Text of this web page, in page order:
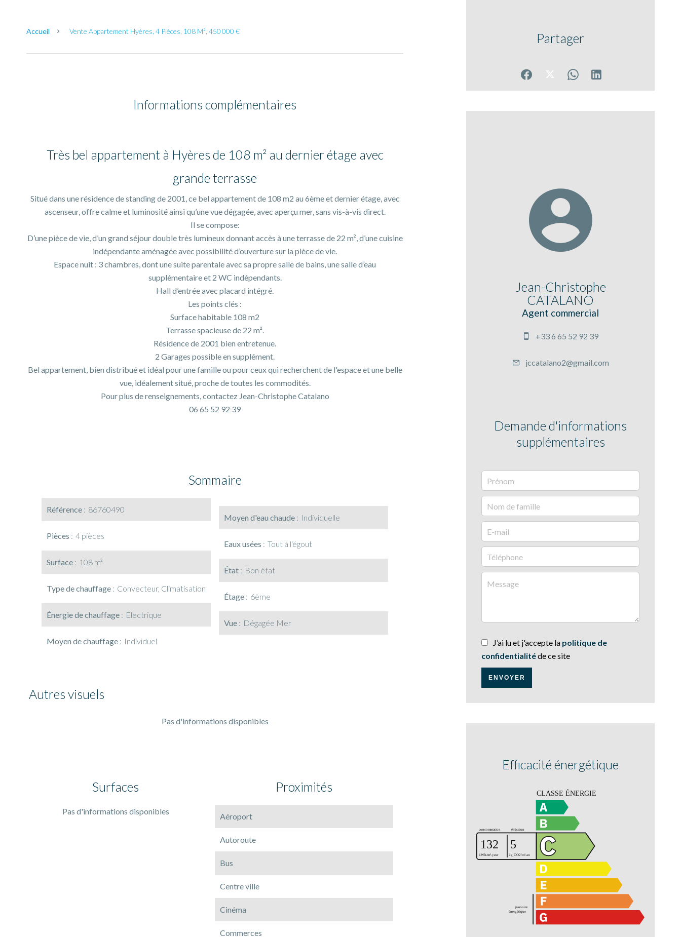
Accueil Vente Appartement Hyères, 4 Pièces, 108 M², 450 000 €
Informations complémentaires
Très bel appartement à Hyères de 108 m² au dernier étage avec
grande terrasse
​Situé dans une résidence de standing de 2001, ce bel appartement de 108 m2 au 6ème et dernier étage, avec
ascenseur, offre calme et luminosité ainsi qu’une vue dégagée, avec aperçu mer, sans vis-à-vis direct.
​Il se compose:
D’une ​pièce de vie, d’un grand séjour double très lumineux donnant accès à une terrasse de 22 m², d’une cuisine
indépendante aménagée avec possibilité d’ouverture sur la pièce de vie.
​Espace nuit : 3 chambres, dont une suite parentale avec sa propre salle de bains, une salle d’eau
supplémentaire et 2 WC indépendants.
​Hall d’entrée avec placard intégré.
​Les points clés :
​Surface habitable 108 m2
​Terrasse spacieuse de 22 m².
​Résidence de 2001 bien entretenue.
​2 Garages possible en supplément.
Bel ​appartement, bien distribué et idéal pour une famille ou pour ceux qui recherchent de l'espace et une belle
vue, idéalement situé, proche de toutes les commodités.
Pour plus de renseignements, contactez Jean-Christophe Catalano
06 65 52 92 39
Sommaire
Référence 86760490
Pièces 4 pièces
Surface 108 m²
Type de chauffage Convecteur, Climatisation
Énergie de chauffage Electrique
Moyen de chauffage Individuel
Moyen d'eau chaude Individuelle
Eaux usées Tout à l'égout
État Bon état
Étage 6ème
Vue Dégagée Mer
Autres visuels
Pas d'informations disponibles
Surfaces
Pas d'informations disponibles
Proximités
Aéroport
Autoroute
Bus
Centre ville
Cinéma
Commerces
Partager
Jean-Christophe
CATALANO
Agent commercial
+33 6 65 52 92 39
jccatalano2@gmail.com
Demande d'informations
supplémentaires
J’ai lu et j'accepte la politique de
confidentialitéde ce site
ENVOYER
Efficacité énergétique